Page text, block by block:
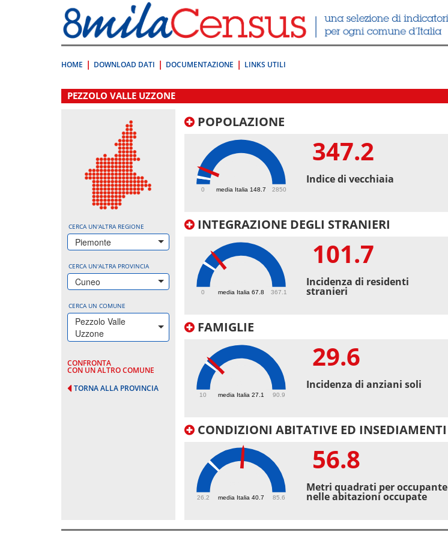
direttamente
a:
Contenuto
HOME DOWNLOAD DATI DOCUMENTAZIONE LINKS UTILI
.
PEZZOLO VALLE UZZONE
CERCA UN'ALTRA REGIONE
Piemonte
CERCA UN'ALTRA PROVINCIA
Cuneo
CERCA UN COMUNE
Pezzolo Valle
Uzzone
CONFRONTA
CON UN ALTRO COMUNE
TORNA ALLA PROVINCIA
POPOLAZIONE
media Italia 148.7
0 2850
347.2
Indice di vecchiaia
INTEGRAZIONE DEGLI STRANIERI
media Italia 67.8
0 367.1
101.7
Incidenza di residenti
stranieri
FAMIGLIE
media Italia 27.1
10 90.9
29.6
Incidenza di anziani soli
CONDIZIONI ABITATIVE ED INSEDIAMENTI
media Italia 40.7
26.2 85.6
56.8
Metri quadrati per occupante
nelle abitazioni occupate